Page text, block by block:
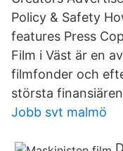
Policy & Safety
features Press
Film i Väst är en
filmfonder och
största
Jobb svt malmö